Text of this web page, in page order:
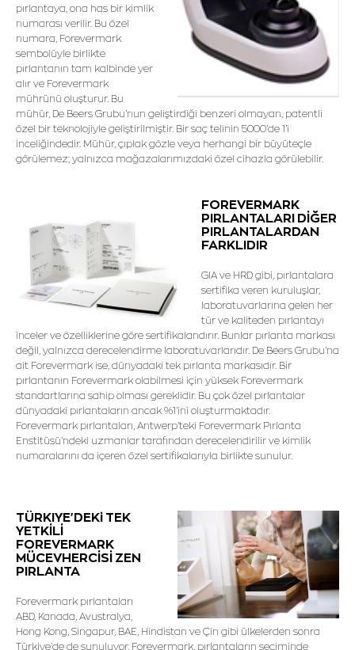
pırlantaya, ona has bir kimlik
numarası verilir. Bu özel
numara, Forevermark
sembolüyle birlikte
pırlantanın tam kalbinde yer
alır ve Forevermark
mührünü oluşturur. Bu
mühür, De Beers Grubu’nun geliştirdiği benzeri olmayan, patentli
özel bir teknolojiyle geliştirilmiştir. Bir saç telinin 5000’de 1’i
inceliğindedir. Mühür, çıplak gözle veya herhangi bir büyüteçle
görülemez; yalnızca mağazalarımızdaki özel cihazla görülebilir.
FOREVERMARK
PIRLANTALARI DİĞER
PIRLANTALARDAN
FARKLIDIR
GIA ve HRD gibi, pırlantalara
sertifika veren kuruluşlar,
laboratuvarlarına gelen her
tür ve kaliteden pırlantayı
inceler ve özelliklerine göre sertifikalandırır. Bunlar pırlanta markası
değil, yalnızca derecelendirme laboratuvarlarıdır. De Beers Grubu'na
ait Forevermark ise, dünyadaki tek pırlanta markasıdır. Bir
pırlantanın Forevermark olabilmesi için yüksek Forevermark
standartlarına sahip olması gereklidir. Bu çok özel pırlantalar
dünyadaki pırlantaların ancak %1'ini oluşturmaktadır.
Forevermark pırlantaları, Antwerp'teki Forevermark Pırlanta
Enstitüsü'ndeki uzmanlar tarafından derecelendirilir ve kimlik
numaralarını da içeren özel sertifikalarıyla birlikte sunulur.
TÜRKIYE'DEKi TEK
YETKİLİ
FOREVERMARK
MÜCEVHERCİSİ ZEN
PIRLANTA
Forevermark pırlantaları
ABD, Kanada, Avustralya,
Hong Kong, Singapur, BAE, Hindistan ve Çin gibi ülkelerden sonra
Türkiye'de de sunuluyor. Forevermark, pırlantaların seçiminde